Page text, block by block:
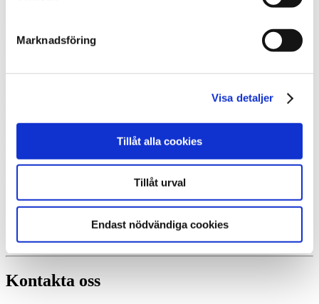
Marknadsföring
Visa detaljer
Tillåt alla cookies
Tillåt urval
Endast nödvändiga cookies
Dorotea Värme & Sanitet AB
- din certifierade återförsäljare i Dorotea.
Vi hjälper dig hitta den värmepumpslösning som passar bäst för just
Vid varje värmepumpsinstallation tar vi ett helhetsansvar och
säkerställer att du får en lösning som du blir helt nöjd med.
Kontakta oss